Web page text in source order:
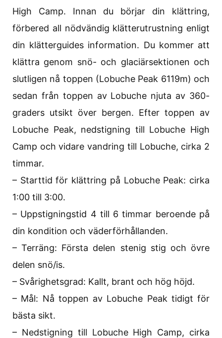
High Camp. Innan du börjar din klättring,
förbered all nödvändig klätterutrustning enligt
din klätterguides information. Du kommer att
klättra genom snö- och glaciärsektionen och
slutligen nå toppen (Lobuche Peak 6119m) och
sedan från toppen av Lobuche njuta av 360-
graders utsikt över bergen. Efter toppen av
Lobuche Peak, nedstigning till Lobuche High
Camp och vidare vandring till Lobuche, cirka 2
timmar.
– Starttid för klättring på Lobuche Peak: cirka
1:00 till 3:00.
– Uppstigningstid 4 till 6 timmar beroende på
din kondition och väderförhållanden.
– Terräng: Första delen stenig stig och övre
delen snö/is.
– Svårighetsgrad: Kallt, brant och hög höjd.
– Mål: Nå toppen av Lobuche Peak tidigt för
bästa sikt.
– Nedstigning till Lobuche High Camp, cirka